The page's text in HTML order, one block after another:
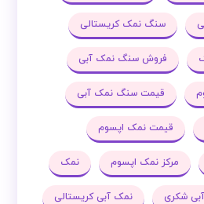
سنگ نمک کریستالی
فروش سنگ نمک آبی
قیمت سنگ نمک آبی
قیمت نمک اپسوم
مرکز نمک اپسوم نمک
شکری نمک آبی کریستالی